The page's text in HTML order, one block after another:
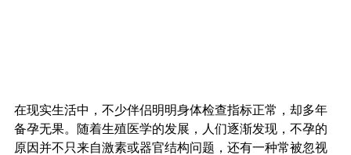
在现实生活中，不少伴侣明明身体检查指标正常，却多年
备孕无果。随着生殖医学的发展，人们逐渐发现，不孕的
原因并不只来自激素或器官结构问题，还有一种常被忽视